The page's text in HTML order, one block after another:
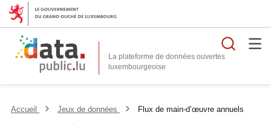
La plateforme de données ouvertes
Accueil Jeux de données
Flux de main-d’œuvre annuels